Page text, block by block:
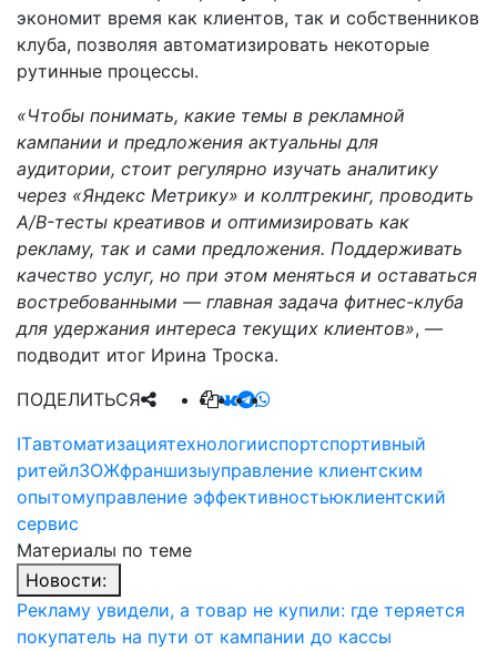
экономит время как клиентов, так и собственников
клуба, позволяя автоматизировать некоторые
рутинные процессы.
«Чтобы понимать, какие темы в рекламной
кампании и предложения актуальны для
аудитории, стоит регулярно изучать аналитику
через «Яндекс Метрику» и коллтрекинг, проводить
A/B-тесты креативов и оптимизировать как
рекламу, так и сами предложения. Поддерживать
качество услуг, но при этом меняться и оставаться
востребованными — главная задача фитнес-клуба
для удержания интереса текущих клиентов», —
подводит итог Ирина Троска.
ITавтоматизациятехнологииспортспортивный
ритейлЗОЖфраншизыуправление клиентским
опытомуправление эффективностьюклиентский
сервис
ПОДЕЛИТЬСЯ
Материалы по теме
Новости:
Рекламу увидели, а товар не купили: где теряется
покупатель на пути от кампании до кассы